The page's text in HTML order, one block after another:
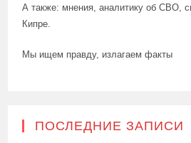
А также: мнения, аналитику об СВО,
Кипре.
Мы ищем правду, излагаем факты
ПОСЛЕДНИЕ ЗАПИСИ